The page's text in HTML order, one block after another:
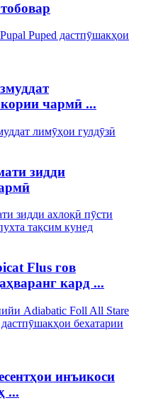
чармӣ ...
зидди
Flus гов
кард ...
инъикоси
...